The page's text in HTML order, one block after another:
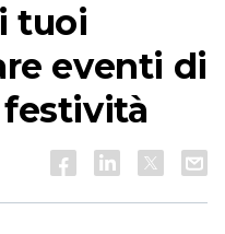
tuoi
eventi di